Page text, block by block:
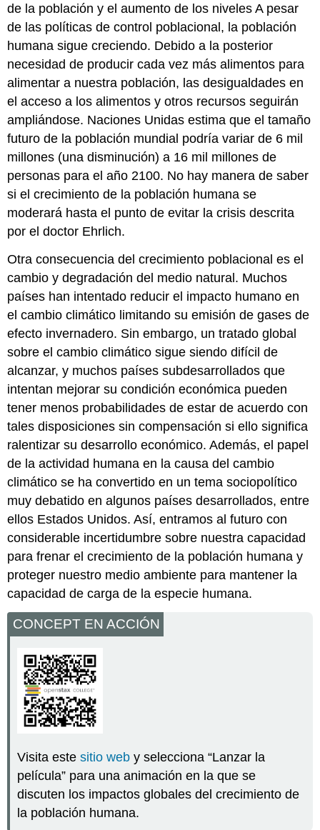
de la población y el aumento de los niveles A pesar
de las políticas de control poblacional, la población
humana sigue creciendo. Debido a la posterior
necesidad de producir cada vez más alimentos para
alimentar a nuestra población, las desigualdades en
el acceso a los alimentos y otros recursos seguirán
ampliándose. Naciones Unidas estima que el tamaño
futuro de la población mundial podría variar de 6 mil
millones (una disminución) a 16 mil millones de
personas para el año 2100. No hay manera de saber
si el crecimiento de la población humana se
moderará hasta el punto de evitar la crisis descrita
por el doctor Ehrlich.
Otra consecuencia del crecimiento poblacional es el
cambio y degradación del medio natural. Muchos
países han intentado reducir el impacto humano en
el cambio climático limitando su emisión de gases de
efecto invernadero. Sin embargo, un tratado global
sobre el cambio climático sigue siendo difícil de
alcanzar, y muchos países subdesarrollados que
intentan mejorar su condición económica pueden
tener menos probabilidades de estar de acuerdo con
tales disposiciones sin compensación si ello significa
ralentizar su desarrollo económico. Además, el papel
de la actividad humana en la causa del cambio
climático se ha convertido en un tema sociopolítico
muy debatido en algunos países desarrollados, entre
ellos Estados Unidos. Así, entramos al futuro con
considerable incertidumbre sobre nuestra capacidad
para frenar el crecimiento de la población humana y
proteger nuestro medio ambiente para mantener la
capacidad de carga de la especie humana.
CONCEPT EN ACCIÓN
Visita estesitio web y selecciona “Lanzar la
película” para una animación en la que se
discuten los impactos globales del crecimiento de
la población humana.